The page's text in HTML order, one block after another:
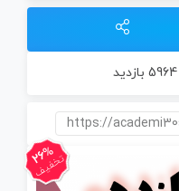
5964 بازدید
https://
26%
تخفیف